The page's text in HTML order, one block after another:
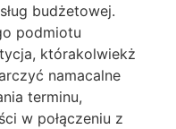
budżetowej.
podmiotu
którakolwiekż
namacalne
terminu,
w połączeniu z